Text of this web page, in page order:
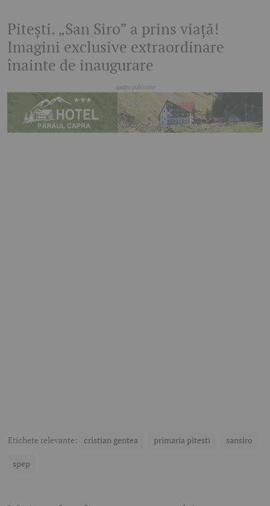
Pitești. „San Siro” a prins viață!
Imagini exclusive extraordinare
înainte de inaugurare
Etichete relevante: cristian gentea primaria pitesti sansiro
spep